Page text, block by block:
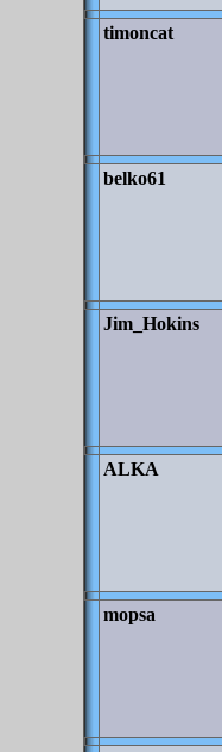
timoncat
belko61
Jim_Hokins
ALKA
mopsa